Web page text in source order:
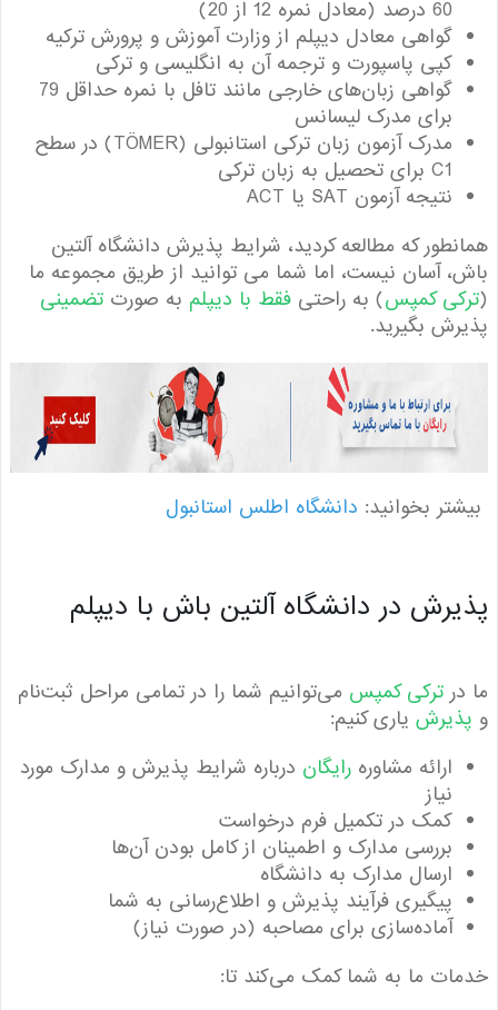
گواهی معادل دیپلم از وزارت آموزش و پرورش ترکیه
کپی پاسپورت و ترجمه آن به انگلیسی و ترکی
گواهی زبان‌های خارجی مانند تافل با نمره حداقل 79
برای مدرک لیسانس
مدرک آزمون زبان ترکی استانبولی (TÖMER) در سطح
نتیجه آزمون SAT یا ACT
که مطالعه کردید، شرایط پذیرش دانشگاه آلتین
آسان نیست، اما شما می توانید از طریق مجموعه ما
کمپس) به راحتیفقط با دیپلمبه صورتتضمینی
بگیرید.
بخوانید:دانشگاه اطلس استانبول
در دانشگاه آلتین باش با دیپلم
ترکی کمپسمی‌توانیم شما را در تمامی مراحل ثبت‌نام
یاری کنیم:
ارائه مشاورهرایگاندرباره شرایط پذیرش و مدارک مورد
کمک در تکمیل فرم درخواست
بررسی مدارک و اطمینان از کامل بودن آن‌ها
ارسال مدارک به دانشگاه
پیگیری فرآیند پذیرش و اطلاع‌رسانی به شما
آماده‌سازی برای مصاحبه (در صورت نیاز)
ما به شما کمک می‌کند تا: